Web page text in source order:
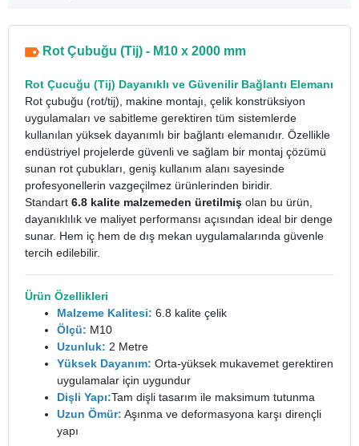
Rot Çubuğu (Tij) - M10 x 2000 mm
Rot Çucuğu (Tij) Dayanıklı ve Güvenilir Bağlantı Elemanı
Rot çubuğu (rot/tij), makine montajı, çelik konstrüksiyon
uygulamaları ve sabitleme gerektiren tüm sistemlerde
kullanılan yüksek dayanımlı bir bağlantı elemanıdır. Özellikle
endüstriyel projelerde güvenli ve sağlam bir montaj çözümü
sunan rot çubukları, geniş kullanım alanı sayesinde
profesyonellerin vazgeçilmez ürünlerinden biridir.
Standart 6.8 kalite malzemeden üretilmiş olan bu ürün,
dayanıklılık ve maliyet performansı açısından ideal bir denge
sunar. Hem iç hem de dış mekan uygulamalarında güvenle
tercih edilebilir.
Ürün Özellikleri
Malzeme Kalitesi: 6.8 kalite çelik
Ölçü: M10
Uzunluk: 2 Metre
Yüksek Dayanım: Orta-yüksek mukavemet gerektiren
uygulamalar için uygundur
Dişli Yapı:Tam dişli tasarım ile maksimum tutunma
Uzun Ömür: Aşınma ve deformasyona karşı dirençli
yapı